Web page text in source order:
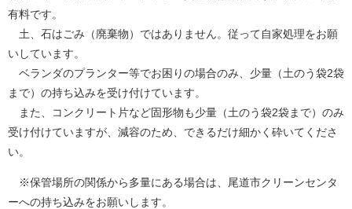
有料です。
土、石はごみ（廃棄物）ではありません。従って自家処理をお願
いしています。
ベランダのプランター等でお困りの場合のみ、少量（土のう袋2袋
まで）の持ち込みを受け付けています。
また、コンクリート片など固形物も少量（土のう袋2袋まで）のみ
受け付けていますが、減容のため、できるだけ細かく砕いてくださ
い。
※保管場所の関係から多量にある場合は、尾道市クリーンセンタ
ーへの持ち込みをお願いします。